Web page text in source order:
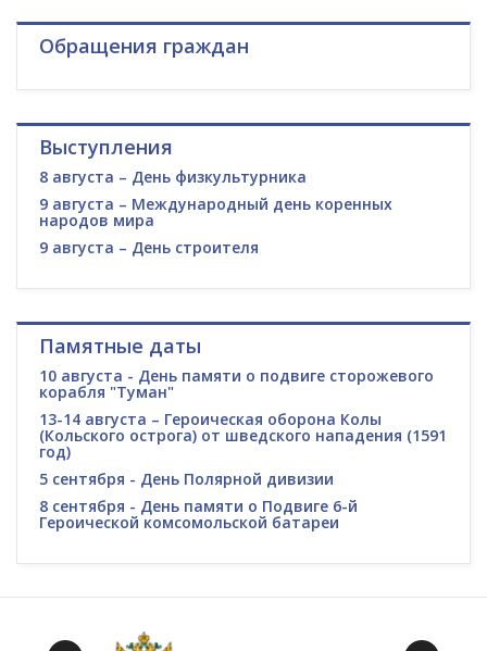
Обращения граждан
Выступления
8 августа – День физкультурника
9 августа – Международный день коренных
народов мира
9 августа – День строителя
Памятные даты
10 августа - День памяти о подвиге сторожевого
корабля "Туман"
13-14 августа – Героическая оборона Колы
(Кольского острога) от шведского нападения (1591
год)
5 сентября - День Полярной дивизии
8 сентября - День памяти о Подвиге 6-й
Героической комсомольской батареи